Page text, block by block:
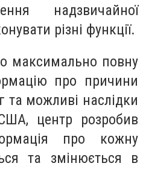
надзвичайної
різні функції.
максимально повну
про причини
та можливі наслідки
центр розробив
про кожну
та змінюється в